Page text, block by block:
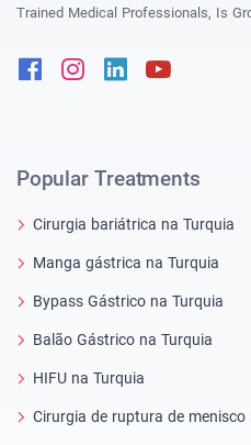
Trained Medical Professionals, Is
FacebookInstagram
Linkedin
Popular Treatments
Cirurgia bariátrica na Turquia
Manga gástrica na Turquia
Bypass Gástrico na Turquia
Balão Gástrico na Turquia
HIFU na Turquia
Cirurgia de ruptura de menisco